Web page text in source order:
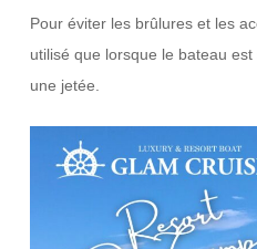
Pour éviter les brûlures et les
utilisé que lorsque le bateau
une jetée.